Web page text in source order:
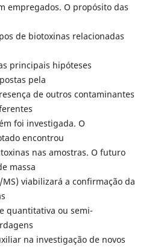
empregados. O propósito das
de biotoxinas relacionadas
principais hipóteses
pela
de outros contaminantes
foi investigada. O
encontrou
nas amostras. O futuro
massa
viabilizará a confirmação da
quantitativa ou semi-
na investigação de novos